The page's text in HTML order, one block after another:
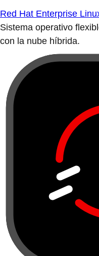
Red Hat Enterprise
Sistema operativo
con la nube híbrida.